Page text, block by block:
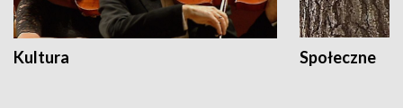
Kultura Społeczne